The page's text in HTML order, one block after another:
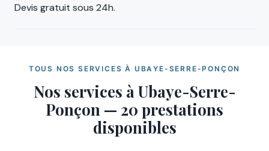
Devis gratuit sous 24h.
TOUS NOS SERVICES À UBAYE-SERRE-PONÇON
Nos services à Ubaye-Serre-
Ponçon — 20 prestations
disponibles